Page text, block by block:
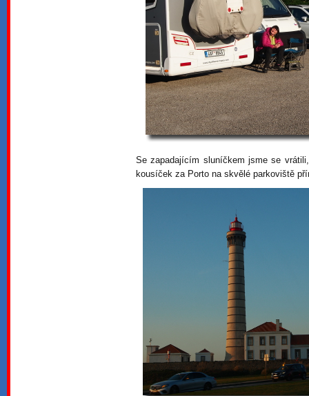
Se zapadajícím sluníčkem jsme se
kousíček za Porto na skvělé parkoviště